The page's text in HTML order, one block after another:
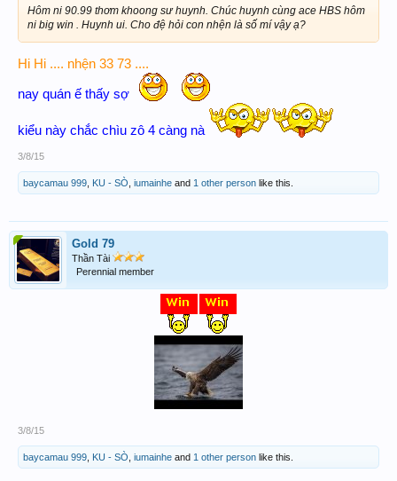
Hôm ni 90.99 thơm khoong sư huynh. Chúc huynh cùng ace HBS hôm
ni big win . Huynh ui. Cho đệ hỏi con nhện là số mí vậy ạ?
Hi Hi .... nhện 33 73 ....
nay quán ế thấy sợ
kiểu này chắc chìu zô 4 càng nà
3/8/15
baycamau 999 KU - SÒ iumainhe and 1 other person like this.
Gold 79
Thần Tài
Perennial member
3/8/15
baycamau 999 KU - SÒ iumainhe and 1 other person like this.